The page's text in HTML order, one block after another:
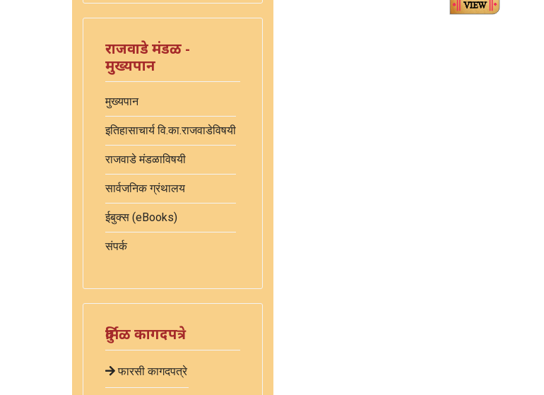
राजवाडे मंडळ -
मुख्यपान
मुख्यपान
इतिहासाचार्य वि.का.राजवाडेविषयी
राजवाडे मंडळाविषयी
सार्वजनिक ग्रंथालय
ईबुक्स (eBooks)
संपर्क
दुर्मिळ कागदपत्रे
फारसी कागदपत्रे